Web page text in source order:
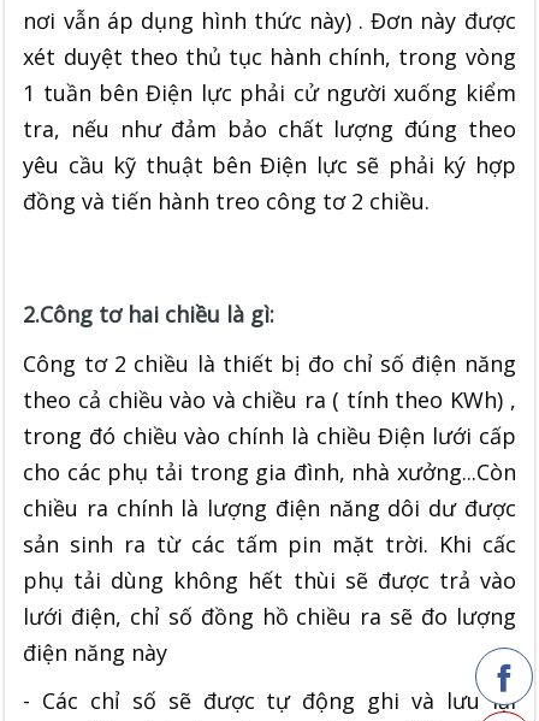
nơi vẫn áp dụng hình thức này) . Đơn này được
xét duyệt theo thủ tục hành chính, trong vòng
1 tuần bên Điện lực phải cử người xuống kiểm
tra, nếu như đảm bảo chất lượng đúng theo
yêu cầu kỹ thuật bên Điện lực sẽ phải ký hợp
đồng và tiến hành treo công tơ 2 chiều.
2.Công tơ hai chiều là gì:
Công tơ 2 chiều là thiết bị đo chỉ số điện năng
theo cả chiều vào và chiều ra ( tính theo KWh) ,
trong đó chiều vào chính là chiều Điện lưới cấp
cho các phụ tải trong gia đình, nhà xưởng...Còn
chiều ra chính là lượng điện năng dôi dư được
sản sinh ra từ các tấm pin mặt trời. Khi cấc
phụ tải dùng không hết thùi sẽ được trả vào
lưới điện, chỉ số đồng hồ chiều ra sẽ đo lượng
điện năng này
- Các chỉ số sẽ được tự động ghi và lưu lại